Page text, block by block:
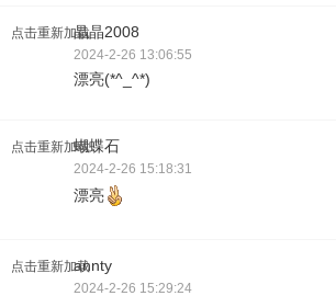
点击重新加载晶晶2008
2024-2-26 13:06:55
漂亮(*^_^*)
点击重新加载蝴蝶石
2024-2-26 15:18:31
漂亮
点击重新加载annty
2024-2-26 15:29:24